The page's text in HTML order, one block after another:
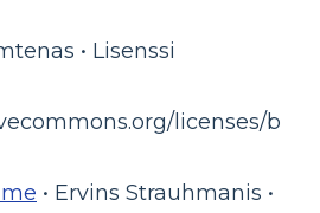
• Lisenssi
licenses/b
• Ervins Strauhmanis •